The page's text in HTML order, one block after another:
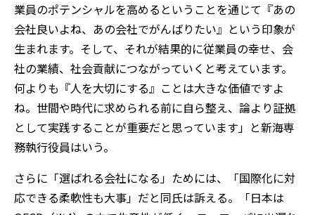
業員のポテンシャルを高めるということを通じて『あの
会社良いよね、あの会社でがんばりたい』という印象が
生まれます。そして、それが結果的に従業員の幸せ、会
社の業績、社会貢献につながっていくと考えています。
何よりも『人を大切にする』ことは大きな価値ですよ
ね。世間や時代に求められる前に自ら整え、論より証拠
として実践することが重要だと思っています」と新海専
務執行役員はいう。
さらに「選ばれる会社になる」ためには、「国際化に対
応できる柔軟性も大事」だと同氏は訴える。「日本は